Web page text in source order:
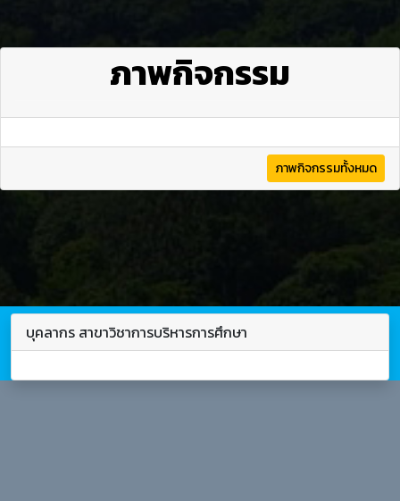
ภาพกิจกรรม
ภาพกิจกรรมทั้งหมด
บุคลากร สาขาวิชาการบริหารการศึกษา